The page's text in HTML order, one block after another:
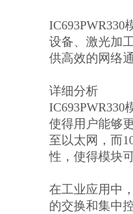
IC693PWR330
设备、激光加
供高效的网络
详细分析
IC693PWR330
使得用户能够
至以太网，而
性，使得模块
在工业应用中
的交换和集中